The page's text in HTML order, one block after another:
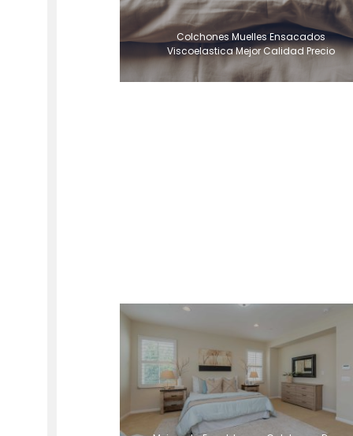
Colchones Muelles Ensacados
Viscoelastica Mejor Calidad Precio
Colchones Viscoelastica Calor Mejorar
Sueño